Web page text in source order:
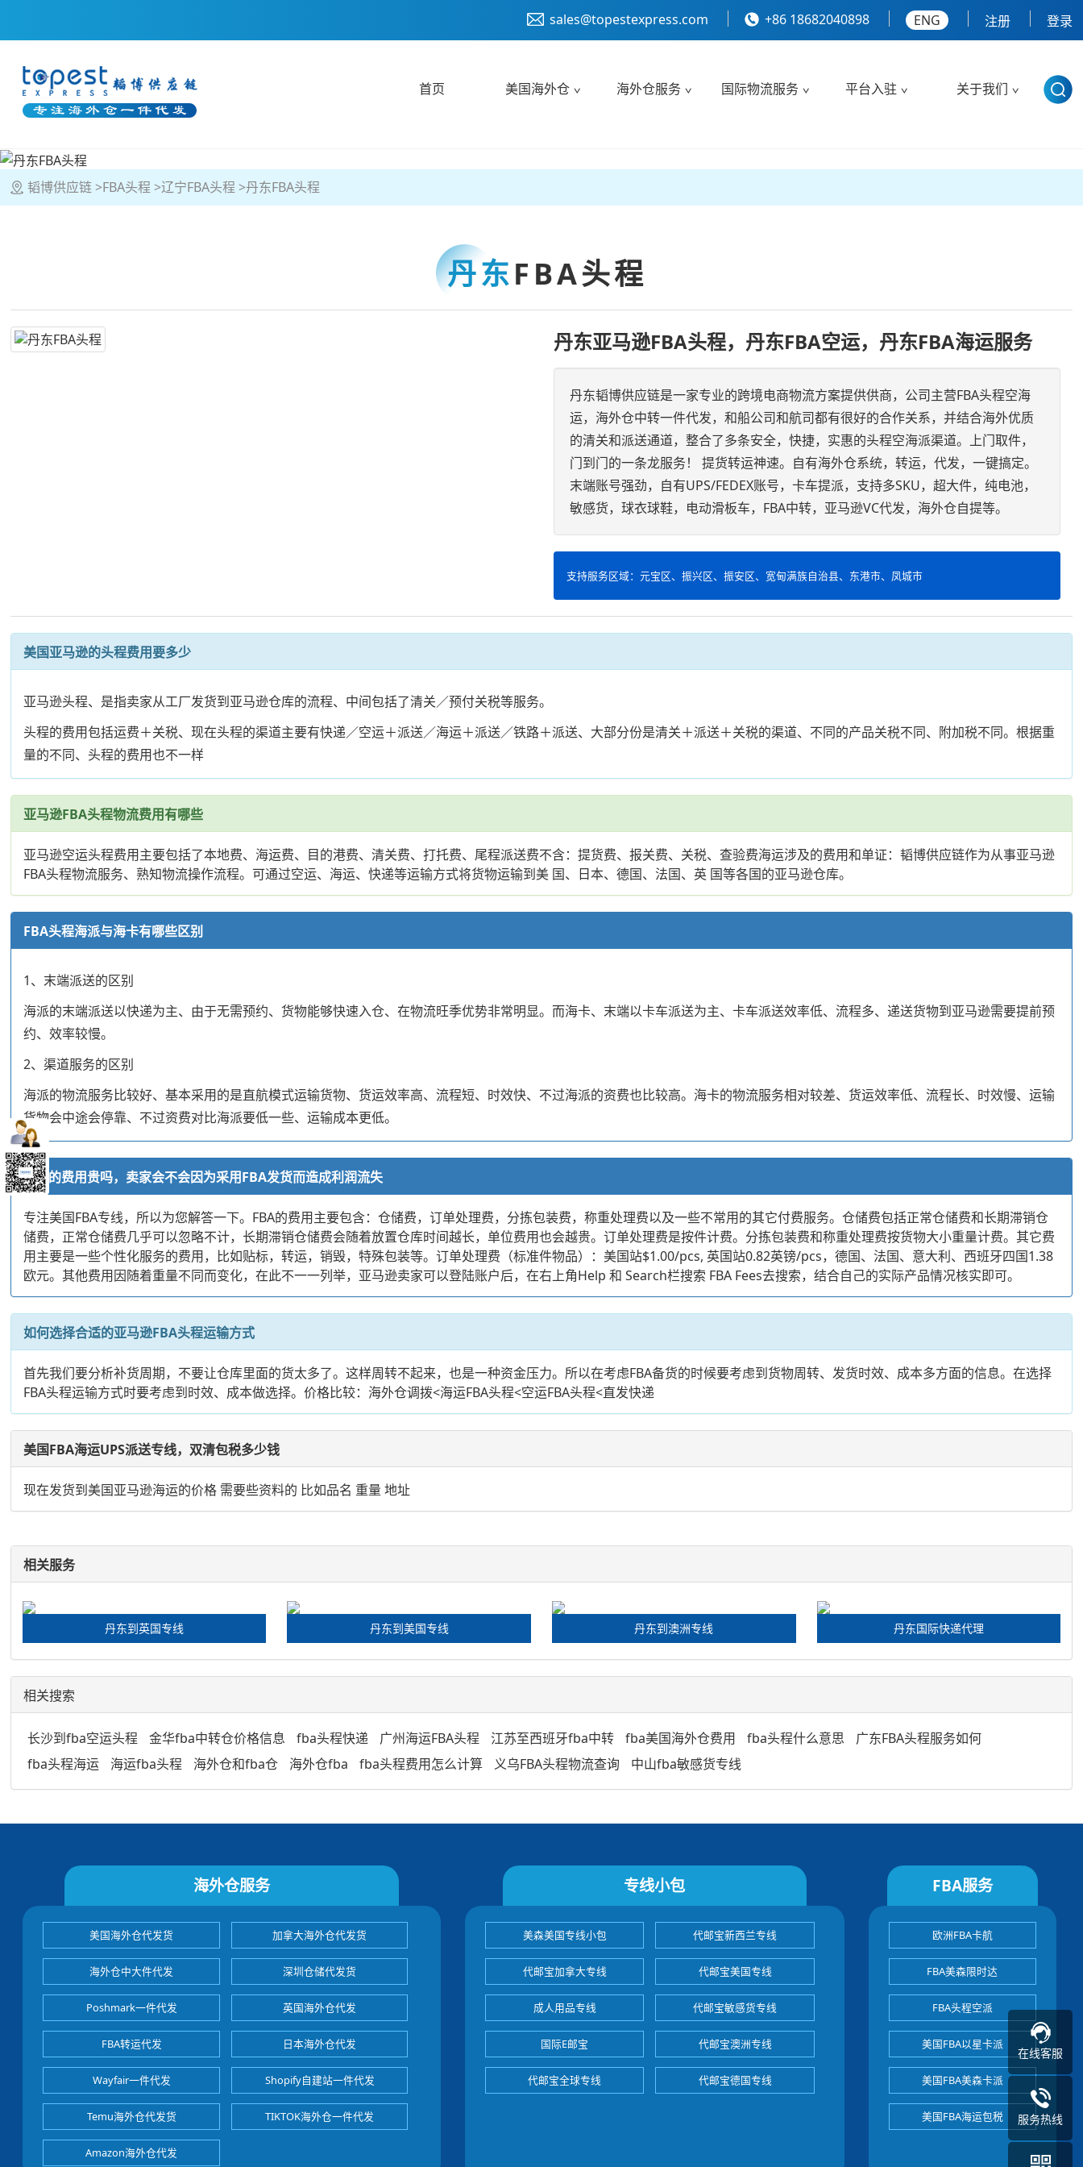
sales@topestexpress.com +86 18682040898 ENG 注册 登录
首页 美国海外仓 海外仓服务 国际物流服务 平台入驻 关于我们
韬博供应链 FBA头程 辽宁FBA头程 丹东FBA头程
丹东FBA头程
丹东亚马逊FBA头程，丹东FBA空运，丹东FBA海运服务
丹东韬博供应链是一家专业的跨境电商物流方案提供供商，公司主营FBA头程空海
运，海外仓中转一件代发，和船公司和航司都有很好的合作关系，并结合海外优质
的清关和派送通道，整合了多条安全，快捷，实惠的头程空海派渠道。上门取件，
门到门的一条龙服务！ 提货转运神速。自有海外仓系统，转运，代发，一键搞定。
末端账号强劲，自有UPS/FEDEX账号，卡车提派，支持多SKU，超大件，纯电池，
敏感货，球衣球鞋，电动滑板车，FBA中转，亚马逊VC代发，海外仓自提等。
支持服务区域：元宝区、振兴区、振安区、宽甸满族自治县、东港市、凤城市
美国亚马逊的头程费用要多少
亚马逊头程、是指卖家从工厂发货到亚马逊仓库的流程、中间包括了清关／预付关税等服务。
头程的费用包括运费＋关税、现在头程的渠道主要有快递／空运＋派送／海运＋派送／铁路＋派送、大部分份是清关＋派送＋关税的渠道、不同的产品关税不同、附加税不同。根据重
量的不同、头程的费用也不一样
亚马逊FBA头程物流费用有哪些
亚马逊空运头程费用主要包括了本地费、海运费、目的港费、清关费、打托费、尾程派送费不含：提货费、报关费、关税、查验费海运涉及的费用和单证：韬博供应链作为从事亚马逊
FBA头程物流服务、熟知物流操作流程。可通过空运、海运、快递等运输方式将货物运输到美 国、日本、德国、法国、英 国等各国的亚马逊仓库。
FBA头程海派与海卡有哪些区别
1、末端派送的区别
海派的末端派送以快递为主、由于无需预约、货物能够快速入仓、在物流旺季优势非常明显。而海卡、末端以卡车派送为主、卡车派送效率低、流程多、递送货物到亚马逊需要提前预
约、效率较慢。
2、渠道服务的区别
海派的物流服务比较好、基本采用的是直航模式运输货物、货运效率高、流程短、时效快、不过海派的资费也比较高。海卡的物流服务相对较差、货运效率低、流程长、时效慢、运输
货物会中途会停靠、不过资费对比海派要低一些、运输成本更低。
FBA的费用贵吗，卖家会不会因为采用FBA发货而造成利润流失
专注美国FBA专线，所以为您解答一下。FBA的费用主要包含：仓储费，订单处理费，分拣包装费，称重处理费以及一些不常用的其它付费服务。仓储费包括正常仓储费和长期滞销仓
储费，正常仓储费几乎可以忽略不计，长期滞销仓储费会随着放置仓库时间越长，单位费用也会越贵。订单处理费是按件计费。分拣包装费和称重处理费按货物大小重量计费。其它费
用主要是一些个性化服务的费用，比如贴标，转运，销毁，特殊包装等。订单处理费（标准件物品）：美国站$1.00/pcs, 英国站0.82英镑/pcs，德国、法国、意大利、西班牙四国1.38
欧元。其他费用因随着重量不同而变化，在此不一一列举，亚马逊卖家可以登陆账户后，在右上角Help 和 Search栏搜索 FBA Fees去搜索，结合自己的实际产品情况核实即可。
如何选择合适的亚马逊FBA头程运输方式
首先我们要分析补货周期，不要让仓库里面的货太多了。这样周转不起来，也是一种资金压力。所以在考虑FBA备货的时候要考虑到货物周转、发货时效、成本多方面的信息。在选择
FBA头程运输方式时要考虑到时效、成本做选择。价格比较：海外仓调拨<海运FBA头程<空运FBA头程<直发快递
美国FBA海运UPS派送专线，双清包税多少钱
现在发货到美国亚马逊海运的价格 需要些资料的 比如品名 重量 地址
相关服务
丹东到英国专线 丹东到美国专线 丹东到澳洲专线 丹东国际快递代理
相关搜索
长沙到fba空运头程 金华fba中转仓价格信息 fba头程快递 广州海运FBA头程 江苏至西班牙fba中转 fba美国海外仓费用 fba头程什么意思
广东FBA头程服务如何
fba头程海运
海运fba头程 海外仓和fba仓 海外仓fba fba头程费用怎么计算 义乌FBA头程物流查询 中山fba敏感货专线
海外仓服务
美国海外仓代发货 加拿大海外仓代发货
海外仓中大件代发 深圳仓储代发货
Poshmark一件代发 英国海外仓代发
FBA转运代发 日本海外仓代发
Wayfair一件代发 Shopify自建站一件代发
Temu海外仓代发货 TIKTOK海外仓一件代发
Amazon海外仓代发
专线小包
美森美国专线小包 代邮宝新西兰专线
代邮宝加拿大专线 代邮宝美国专线
成人用品专线 代邮宝敏感货专线
国际E邮宝 代邮宝澳洲专线
代邮宝全球专线 代邮宝德国专线
FBA服务
欧洲FBA卡航
FBA美森限时达
FBA头程空派
美国FBA以星卡派
美国FBA美森卡派
美国FBA海运包税
在线客服
服务热线